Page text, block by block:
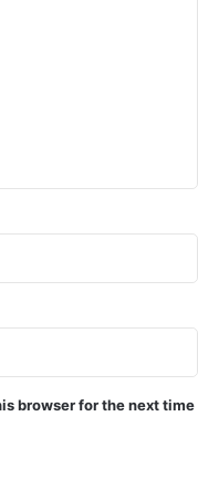
browser for the next time